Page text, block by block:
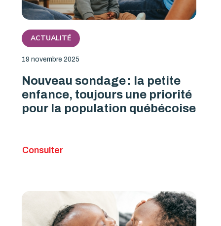
ACTUALITÉ
19 novembre 2025
Nouveau sondage : la petite
enfance, toujours une priorité
pour la population québécoise
Consulter